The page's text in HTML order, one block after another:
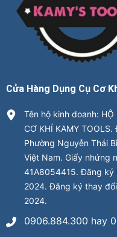
Cửa Hàng Dụng Cụ Cơ
Tên hộ kinh doanh: HỘ
CƠ KHÍ KAMY
Phường Nguyễn Thái
Việt Nam. Giấy nhứng
41A8054415. Đăng ký
2024. Đăng ký thay
2024.
0906.884.300 hay